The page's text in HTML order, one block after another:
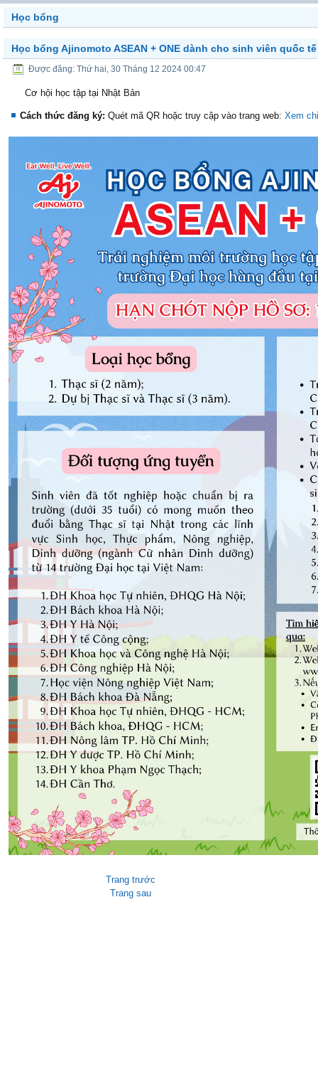
Học bổng
Học bổng Ajinomoto ASEAN + ONE dành cho sinh viên quốc tế
Được đăng: Thứ hai, 30 Tháng 12 2024 00:47
Cơ hội học tập tại Nhật Bản
Cách thức đăng ký: Quét mã QR hoặc truy cập vào trang web: Xem
Trang trước
Trang sau